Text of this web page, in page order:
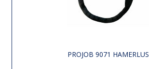
PROJOB 9071 HAMERLUS